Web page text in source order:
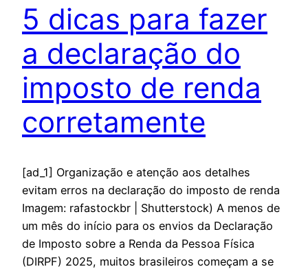
5 dicas para fazer
a declaração do
imposto de renda
corretamente
[ad_1] Organização e atenção aos detalhes
evitam erros na declaração do imposto de renda
Imagem: rafastockbr | Shutterstock) A menos de
um mês do início para os envios da Declaração
de Imposto sobre a Renda da Pessoa Física
(DIRPF) 2025, muitos brasileiros começam a se